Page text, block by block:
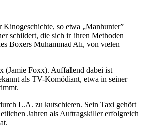
Kinogeschichte, so etwa „Manhunter”
schildert, die sich in ihren Methoden
Boxers Muhammad Ali, von vielen
(Jamie Foxx). Auffallend dabei ist
als TV-Komödiant, etwa in seiner
L.A. zu kutschieren. Sein Taxi gehört
Jahren als Auftragskiller erfolgreich